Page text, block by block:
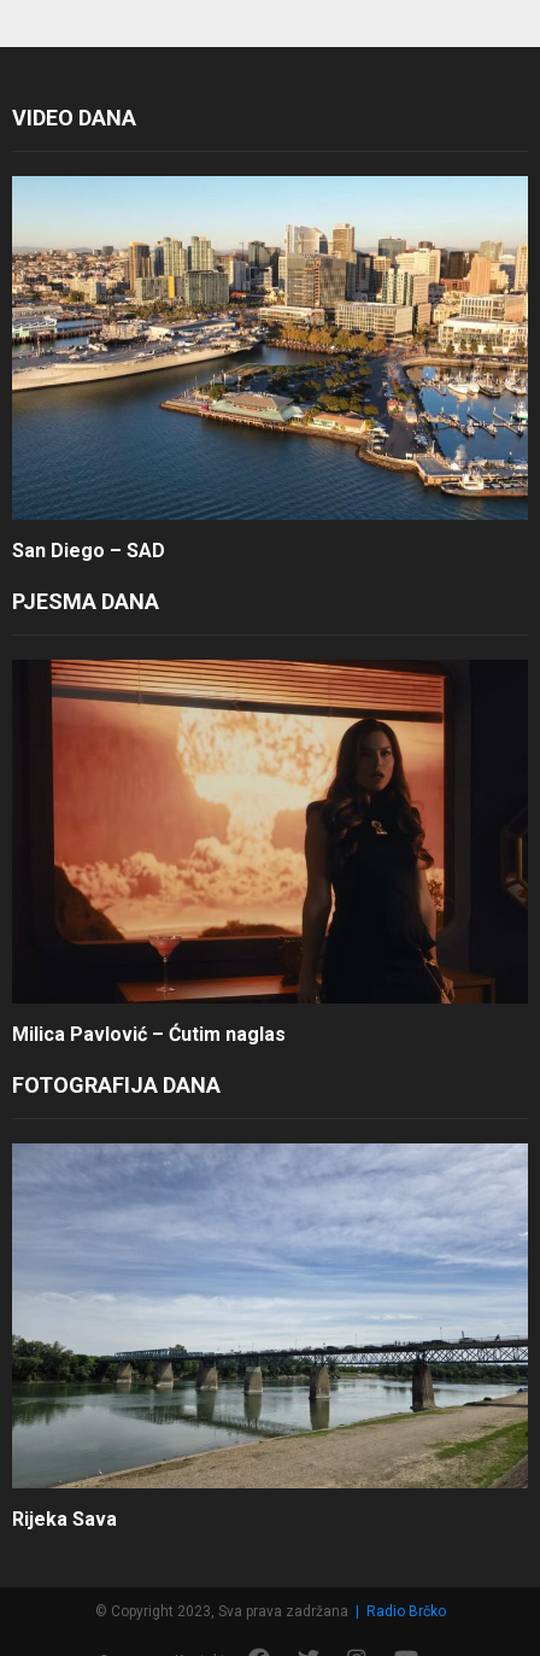
VIDEO DANA
San Diego – SAD
PJESMA DANA
Milica Pavlović – Ćutim naglas
FOTOGRAFIJA DANA
Rijeka Sava
© Copyright 2023, Sva prava zadržana | Radio Brčko